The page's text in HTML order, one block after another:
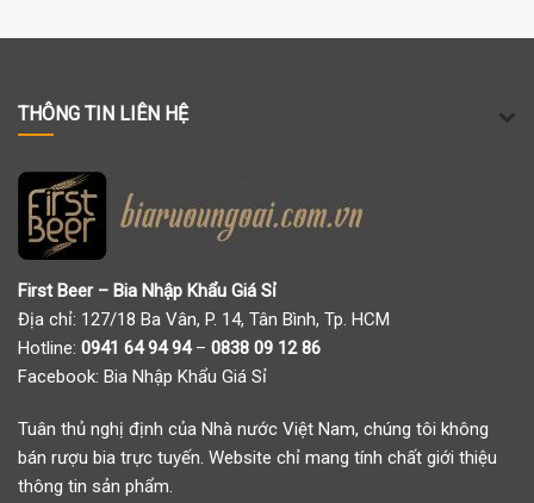
THÔNG TIN LIÊN HỆ
First Beer – Bia Nhập Khẩu Giá Sỉ
Địa chỉ: 127/18 Ba Vân, P. 14, Tân Bình, Tp. HCM
Hotline: 0941 64 94 94– 0838 09 12 86
Facebook: Bia Nhập Khẩu Giá Sỉ
Tuân thủ nghị định của Nhà nước Việt Nam, chúng tôi không
bán rượu bia trực tuyến. Website chỉ mang tính chất giới thiệu
thông tin sản phẩm.